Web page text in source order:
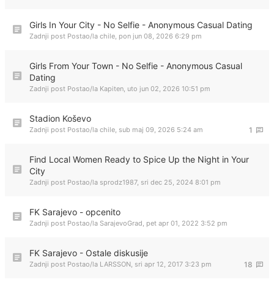
Girls In Your City - No Selfie - Anonymous Casual Dating
Zadnji post Postao/la chile, pon jun 08, 2026 6:29 pm
Girls From Your Town - No Selfie - Anonymous Casual
Dating
Zadnji post Postao/la Kapiten, uto jun 02, 2026 10:51 pm
Stadion Koševo
1
Zadnji post Postao/la chile, sub maj 09, 2026 5:24 am
Find Local Women Ready to Spice Up the Night in Your
City
Zadnji post Postao/la sprodz1987, sri dec 25, 2024 8:01 pm
FK Sarajevo - opcenito
Zadnji post Postao/la SarajevoGrad, pet apr 01, 2022 3:52 pm
FK Sarajevo - Ostale diskusije
18
Zadnji post Postao/la LARSSON, sri apr 12, 2017 3:23 pm